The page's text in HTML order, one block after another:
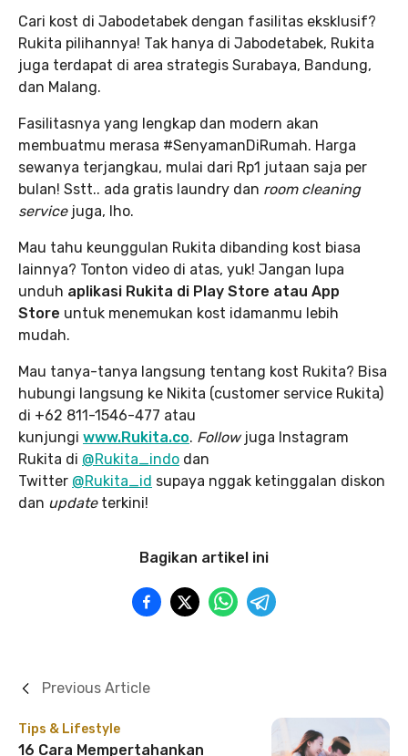
Cari kost di Jabodetabek dengan fasilitas eksklusif?
Rukita pilihannya! Tak hanya di Jabodetabek, Rukita
juga terdapat di area strategis Surabaya, Bandung,
dan Malang.
Fasilitasnya yang lengkap dan modern akan
membuatmu merasa #SenyamanDiRumah. Harga
sewanya terjangkau, mulai dari Rp1 jutaan saja per
bulan! Sstt.. ada gratis laundry dan room cleaning
service juga, lho.
Mau tahu keunggulan Rukita dibanding kost biasa
lainnya? Tonton video di atas, yuk! Jangan lupa
unduh aplikasi Rukita di Play Store atau App
Store untuk menemukan kost idamanmu lebih
mudah.
Mau tanya-tanya langsung tentang kost Rukita? Bisa
hubungi langsung ke Nikita (customer service Rukita)
di +62 811-1546-477 atau
kunjungi www.Rukita.co. Follow juga Instagram
Rukita di @Rukita_indo dan
Twitter @Rukita_id supaya nggak ketinggalan diskon
dan update terkini!
Bagikan artikel ini
Tips & Lifestyle
16 Cara Mempertahankan
Previous Article